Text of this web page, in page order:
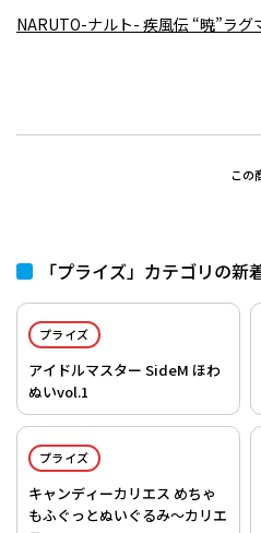
NARUTO-ナルト- 疾風伝 “暁”ラグ
この
「プライズ」カテゴリの新
プライズ
アイドルマスター SideM ほわ
ぬいvol.1
プライズ
キャンディーカリエス めちゃ
もふぐっとぬいぐるみ～カリエ